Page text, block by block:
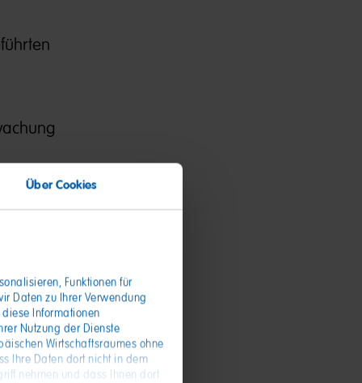
Über Cookies
Funktionen für
Daten zu Ihrer Verwendung
Informationen
Nutzung der Dienste
Wirtschaftsraumes ohne
Ihre Daten dort nicht in dem
nehmen und dass Ihnen dort
vom
gehört
an und